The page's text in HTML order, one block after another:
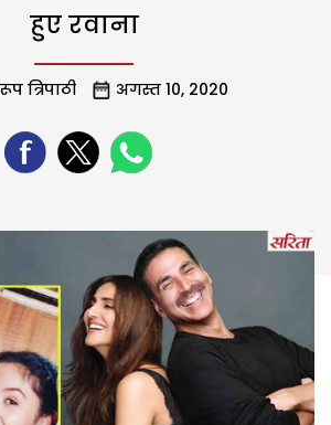
हुए रवाना
त्रिपाठी अगस्त 10, 2020